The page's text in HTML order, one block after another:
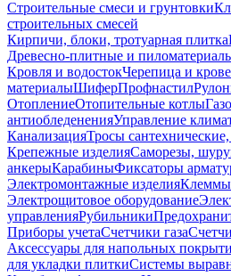
Строительные смеси и грунтовки
строительных смесей
Кирпичи, блоки, тротуарная плитка
Древесно-плитные и
Кровля и водостокЧерепица и
материалыШиферПрофнастил
ОтоплениеОтопительные котлы
антиобледененияУправление
КанализацияТросы
Крепежные изделияСаморезы,
анкерыКарабиныФиксаторы
Электромонтажные изделияКлеммы
Электрощитовое оборудование
управленияРубильники
Приборы учетаСчетчики газа
Аксессуары для напольных
для укладки плиткиСистемы